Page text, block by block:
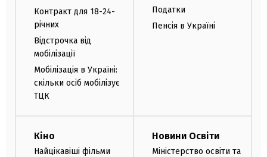
Контракт для 18-24-
річних
Відстрочка від
мобілізації
Мобілізація в Україні:
скільки осіб мобілізує
ТЦК
Податки
Пенсія в Україні
Кіно
Найцікавіші фільми
Новини Освіти
Міністерство освіти та